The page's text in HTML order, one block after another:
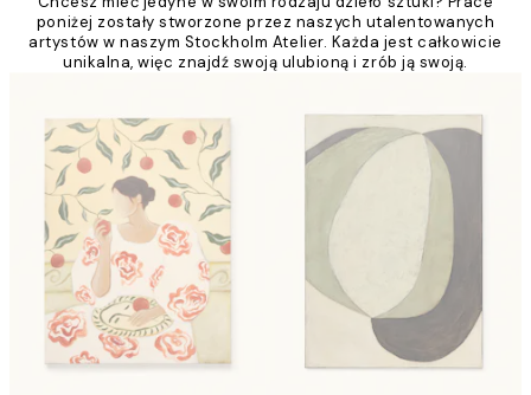
poniżej zostały stworzone przez naszych utalentowanych
artystów w naszym Stockholm Atelier. Każda jest całkowicie
unikalna, więc znajdź swoją ulubioną i zrób ją swoją.